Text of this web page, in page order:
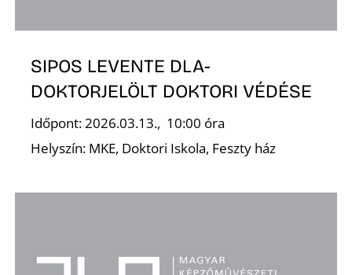
SIPOS LEVENTE DLA-
DOKTORJELÖLT DOKTORI VÉDÉSE
Időpont: 2026.03.13., 10:00 óra
Helyszín: MKE, Doktori Iskola, Feszty ház